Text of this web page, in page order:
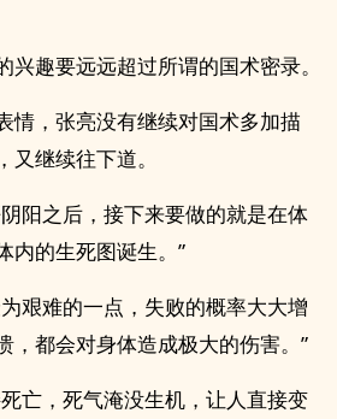
兴趣要远远超过所谓的国术密录。
情，张亮没有继续对国术多加描
继续往下道。
阳之后，接下来要做的就是在体
内的生死图诞生。”
艰难的一点，失败的概率大大增
，都会对身体造成极大的伤害。”
亡，死气淹没生机，让人直接变